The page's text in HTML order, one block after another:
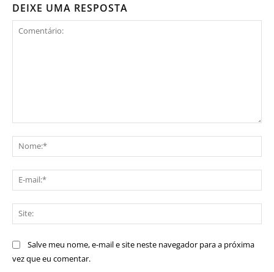
DEIXE UMA RESPOSTA
Salve meu nome, e-mail e site neste navegador para a próxima
vez que eu comentar.